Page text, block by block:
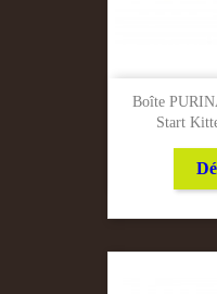
Boîte
Start